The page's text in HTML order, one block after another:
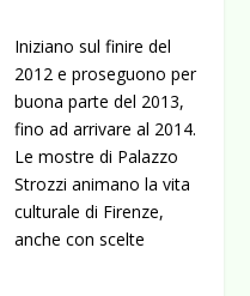
Iniziano sul finire del
2012 e proseguono per
buona parte del 2013,
fino ad arrivare al 2014.
Le mostre di Palazzo
Strozzi animano la vita
culturale di Firenze,
anche con scelte